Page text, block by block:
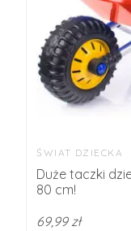
ŚWIAT DZIECKA
Duże taczki
80 cm!
69,99 zł